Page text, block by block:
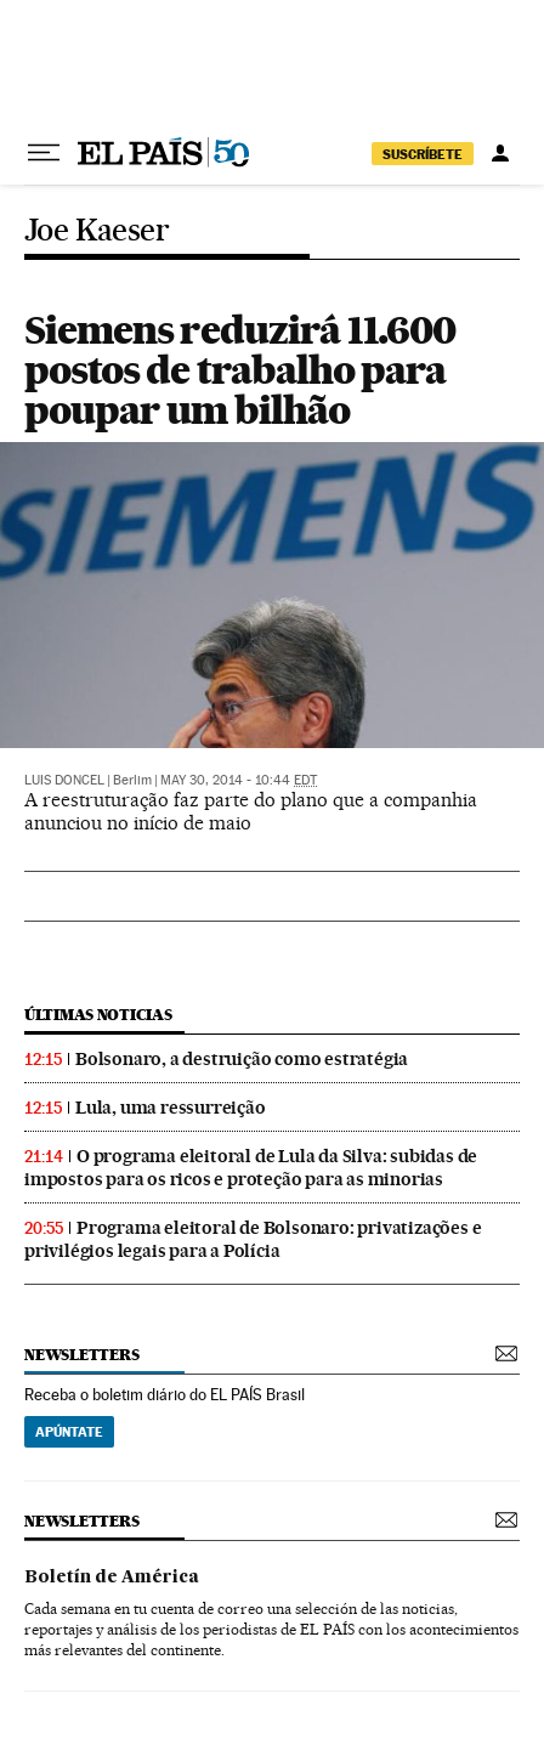
SUSCRÍBETE
Joe Kaeser
Siemens reduzirá 11.600
postos de trabalho para
poupar um bilhão
LUIS DONCEL Berlim MAY 30, 2014 - 10:44 EDT
A reestruturação faz parte do plano que a companhia
anunciou no início de maio
ÚLTIMAS NOTICIAS
12:15 Bolsonaro, a destruição como estratégia
12:15 Lula, uma ressurreição
21:14
O programa eleitoral de Lula da Silva: subidas de
impostos para os ricos e proteção para as minorias
20:55
Programa eleitoral de Bolsonaro: privatizações e
privilégios legais para a Polícia
NEWSLETTERS
Receba o boletim diário do EL PAÍS Brasil
APÚNTATE
NEWSLETTERS
Boletín de América
Cada semana en tu cuenta de correo una selección de las noticias,
reportajes y análisis de los periodistas de EL PAÍS con los acontecimientos
más relevantes del continente.